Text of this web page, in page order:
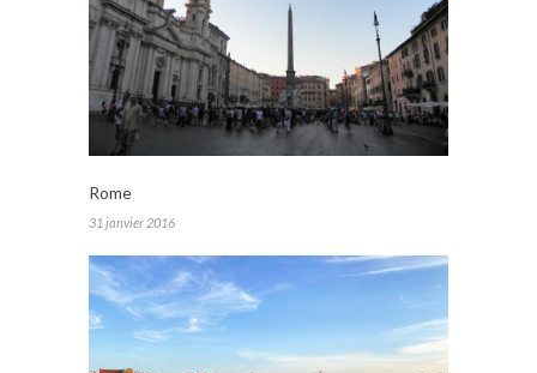
Rome
31 janvier 2016